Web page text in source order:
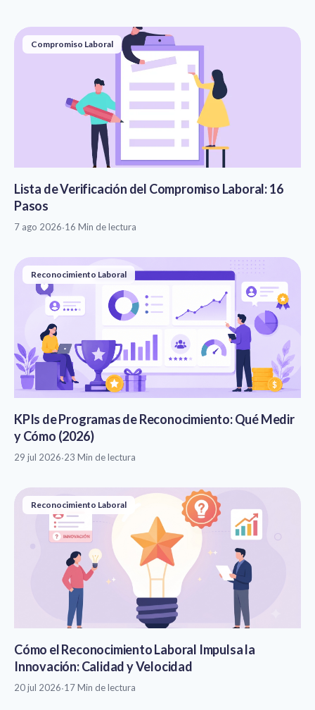
Compromiso Laboral
Lista de Verificación del Compromiso Laboral: 16
Pasos
7 ago 2026·16 Min de lectura
Reconocimiento Laboral
KPIs de Programas de Reconocimiento: Qué Medir
y Cómo (2026)
29 jul 2026·23 Min de lectura
Reconocimiento Laboral
Cómo el Reconocimiento Laboral Impulsa la
Innovación: Calidad y Velocidad
20 jul 2026·17 Min de lectura